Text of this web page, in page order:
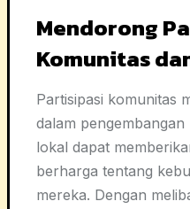
Mendorong
Komunitas
Partisipasi komunitas
dalam
lokal dapat
berharga tentang
mereka. Dengan